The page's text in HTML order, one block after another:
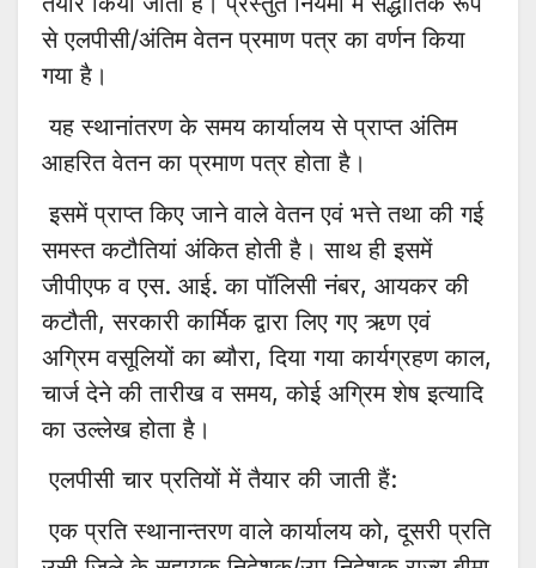
से एलपीसी/अंतिम वेतन प्रमाण पत्र का वर्णन किया
गया है।
यह स्थानांतरण के समय कार्यालय से प्राप्त अंतिम
आहरित वेतन का प्रमाण पत्र होता है।
इसमें प्राप्त किए जाने वाले वेतन एवं भत्ते तथा की गई
समस्त कटौतियां अंकित होती है। साथ ही इसमें
जीपीएफ व एस. आई. का पॉलिसी नंबर, आयकर की
कटौती, सरकारी कार्मिक द्वारा लिए गए ऋण एवं
अग्रिम वसूलियों का ब्यौरा, दिया गया कार्यग्रहण काल,
चार्ज देने की तारीख व समय, कोई अग्रिम शेष इत्यादि
का उल्लेख होता है।
एलपीसी चार प्रतियों में तैयार की जाती हैं:
एक प्रति स्थानान्तरण वाले कार्यालय को, दूसरी प्रति